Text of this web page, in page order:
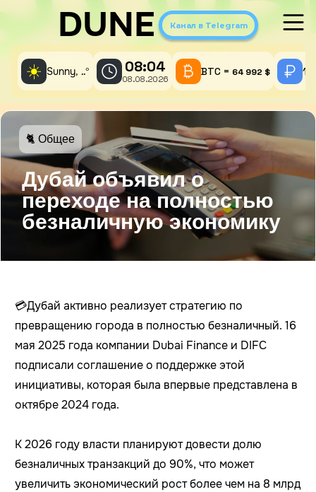
DUNE Канал в Telegram
☀️ Sunny, ..° 08:04
08.08.2026
BTC = 64 992 $ 1
Дубай объявил о
переходе на полностью
безналичную экономику
🐈 Общее
💳Дубай активно реализует стратегию по
превращению города в полностью безналичный. 16
мая 2025 года компании Dubai Finance и DIFC
подписали соглашение о поддержке этой
инициативы, которая была впервые представлена в
октябре 2024 года.
К 2026 году власти планируют довести долю
безналичных транзакций до 90%, что может
увеличить экономический рост более чем на 8 млрд